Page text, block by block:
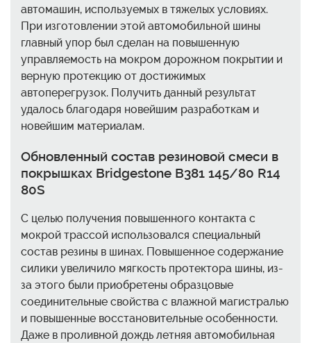
автомашин, используемых в тяжелых условиях.
При изготовлении этой автомобильной шины
главный упор был сделан на повышенную
управляемость на мокром дорожном покрытии и
верную протекцию от достижимых
автоперегрузок. Получить данный результат
удалось благодаря новейшим разработкам и
новейшим материалам.
Обновленный состав резиновой смеси в
покрышках Bridgestone B381 145/80 R14
80S
С целью получения повышенного контакта с
мокрой трассой использовался специальный
состав резины в шинах. Повышенное содержание
силики увеличило мягкость протектора шины, из-
за этого были приобретены образцовые
соединительные свойства с влажной магистралью
и повышенные восстановительные особенности.
Даже в проливной дождь летняя автомобильная